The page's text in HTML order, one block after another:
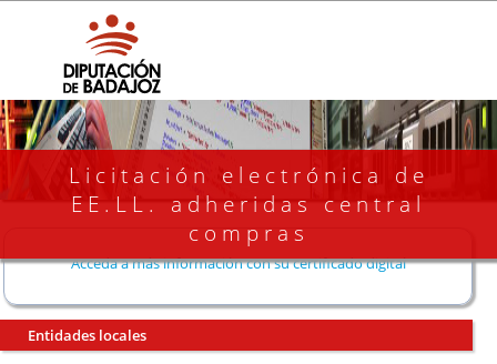
Licitación electrónica de
EE.LL. adheridas central
compras
Acceda a más información con su certificado digital
Entidades locales